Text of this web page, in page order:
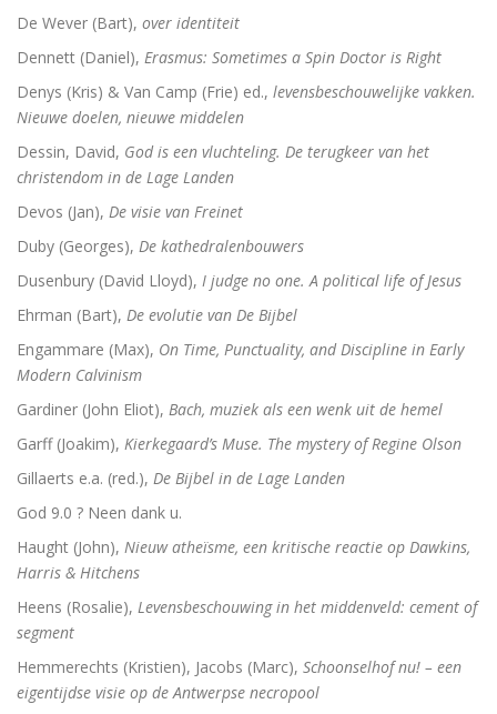
De Wever (Bart), over identiteit
Dennett (Daniel), Erasmus: Sometimes a Spin Doctor is Right
Denys (Kris) & Van Camp (Frie) ed., levensbeschouwelijke vakken.
Nieuwe doelen, nieuwe middelen
Dessin, David, God is een vluchteling. De terugkeer van het
christendom in de Lage Landen
Devos (Jan), De visie van Freinet
Duby (Georges), De kathedralenbouwers
Dusenbury (David Lloyd), I judge no one. A political life of Jesus
Ehrman (Bart), De evolutie van De Bijbel
Engammare (Max), On Time, Punctuality, and Discipline in Early
Modern Calvinism
Gardiner (John Eliot), Bach, muziek als een wenk uit de hemel
Garff (Joakim), Kierkegaard’s Muse. The mystery of Regine Olson
Gillaerts e.a. (red.), De Bijbel in de Lage Landen
God 9.0 ? Neen dank u.
Haught (John), Nieuw atheïsme, een kritische reactie op Dawkins,
Harris & Hitchens
Heens (Rosalie), Levensbeschouwing in het middenveld: cement of
segment
Hemmerechts (Kristien), Jacobs (Marc), Schoonselhof nu! – een
eigentijdse visie op de Antwerpse necropool